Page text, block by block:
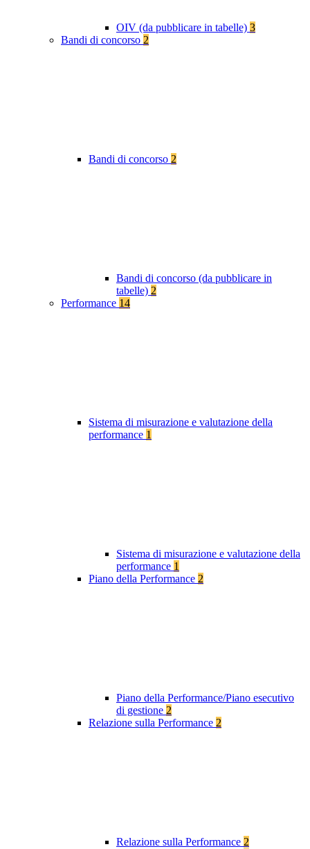
OIV (da pubblicare in tabelle) 3
Bandi di concorso 2
Bandi di concorso 2
Bandi di concorso (da pubblicare in
tabelle) 2
Performance 14
Sistema di misurazione e valutazione della
performance 1
Sistema di misurazione e valutazione della
performance 1
Piano della Performance 2
Piano della Performance/Piano esecutivo
di gestione 2
Relazione sulla Performance 2
Relazione sulla Performance 2